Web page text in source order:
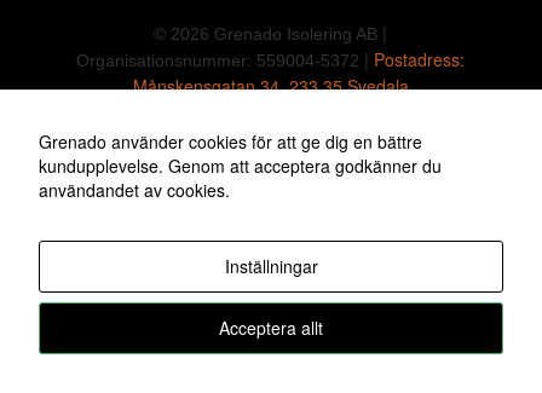
© 2026 Grenado Isolering AB |
Organisationsnummer: 559004-5372 | Postadress:
Månskensgatan 34, 233 35 Svedala
mikael@grenado.se
Grenado använder cookies för att ge dig en bättre
kundupplevelse. Genom att acceptera godkänner du
användandet av cookies.
Inställningar
Acceptera allt
för att
webbplatsen
ska fungera.
Upplevelse
prestera så
bra som
ditt besök.
Om du
vägrar dessa